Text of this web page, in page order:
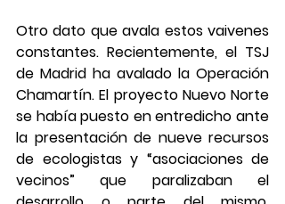
Otro dato que avala estos vaivenes
constantes. Recientemente, el TSJ
de Madrid ha avalado la Operación
Chamartín. El proyecto Nuevo Norte
se había puesto en entredicho ante
la presentación de nueve recursos
de ecologistas y “asociaciones de
vecinos” que paralizaban el